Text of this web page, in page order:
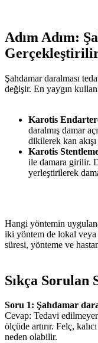
Adım Adım:
Şahdamar daralması
değişir. En yaygın
Karotis
daralmış damar
dikilerek kan akışı
Karotis
ile damara girilir.
yerleştirilerek
Hangi yöntemin
iki yöntem de lokal veya
süresi, yönteme ve
Sıkça Sorulan
Soru 1: Şahdamar
Cevap: Tedavi
ölçüde artırır. Felç,
neden olabilir.